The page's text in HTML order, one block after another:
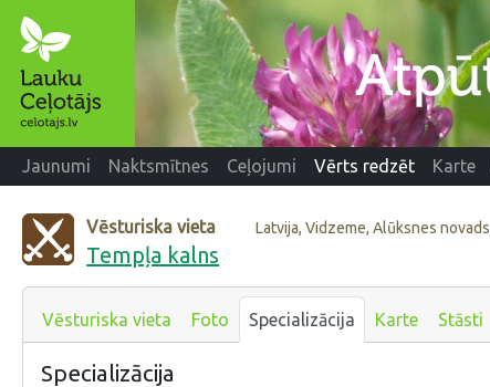
Jaunumi Naktsmītnes Ceļojumi Vērts redzēt Karte
Vēsturiska vieta Latvija, Vidzeme, Alūksnes novads
Tempļa kalns
Vēsturiska vieta Foto Specializācija Karte Stāsti
Specializācija